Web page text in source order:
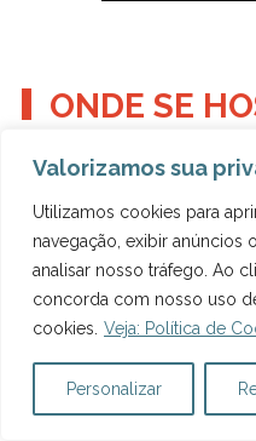
Valorizamos sua
Utilizamos cookies para
navegação, exibir
analisar nosso tráfego. Ao
concorda com nosso uso
cookies. Veja: Política de
Personalizar
ONDE SE
Para saber onde
procurar por
da Serra, que temais
Além disso, fica mais
bares e lojinhas de
Eu me hospedei na